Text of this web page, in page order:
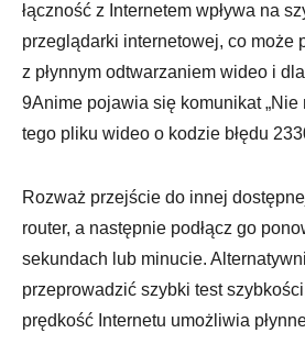
łączność z Internetem wpływa na
przeglądarki internetowej, co może
z płynnym odtwarzaniem wideo i
9Anime pojawia się komunikat „Nie
tego pliku wideo o kodzie błędu
Rozważ przejście do innej
router, a następnie podłącz go
sekundach lub minucie.
przeprowadzić szybki test
prędkość Internetu umożliwia